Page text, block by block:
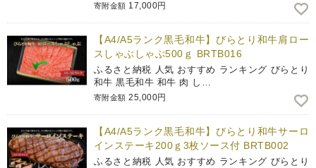
寄附金額 17,000円
【A4/A5ランク黒毛和牛】びらとり和牛肩ロー
スしゃぶしゃぶ500ｇ BRTB016
ふるさと納税 人気 おすすめ ランキング びらとり
和牛 黒毛和牛 和牛 肉 し…
寄附金額 25,000円
【A4/A5ランク黒毛和牛】びらとり和牛サーロ
インステーキ200ｇ3枚ソース付 BRTB002
ふるさと納税 人気 おすすめ ランキング びらとり